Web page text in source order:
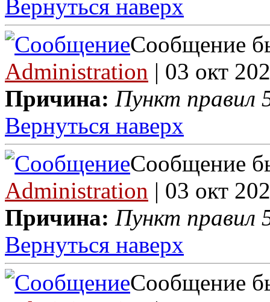
Вернуться наверх
Сообщение
Administration | 03 окт
Причина: Пункт правил
Вернуться наверх
Сообщение
Administration | 03 окт
Причина: Пункт правил
Вернуться наверх
Сообщение